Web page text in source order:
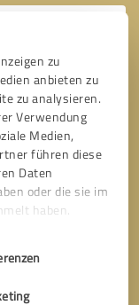
zu
anbieten zu
zu analysieren.
Verwendung
Medien,
führen diese
Daten
oder die sie im
haben.